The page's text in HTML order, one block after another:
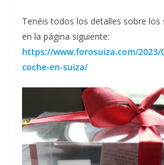
Tenéis todos los detalles sobre
en la página siguiente:
https://www.forosuiza.com/2023/
coche-en-suiza/